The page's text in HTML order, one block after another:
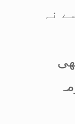
نہ